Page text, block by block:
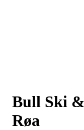
Bull Ski
Røa